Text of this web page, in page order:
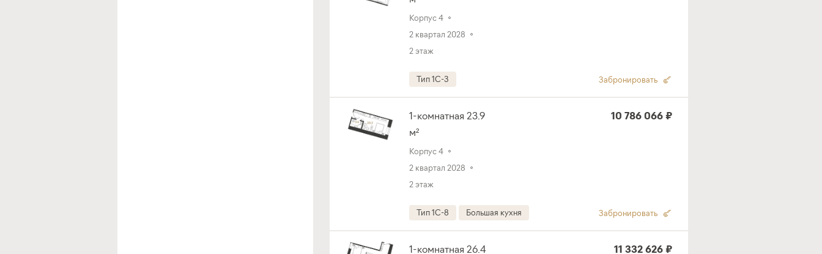
Корпус 4
2 квартал 2028
2 этаж
Тип 1C-3 Забронировать
1-комнатная 23.9
м²
Корпус 4
2 квартал 2028
2 этаж
10 786 066 ₽
Тип 1C-8 Большая кухня Забронировать
1-комнатная 26.4
11 332 626 ₽